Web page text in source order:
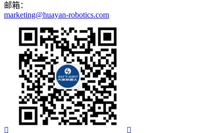
邮箱：
marketing@huayan-robotics.com